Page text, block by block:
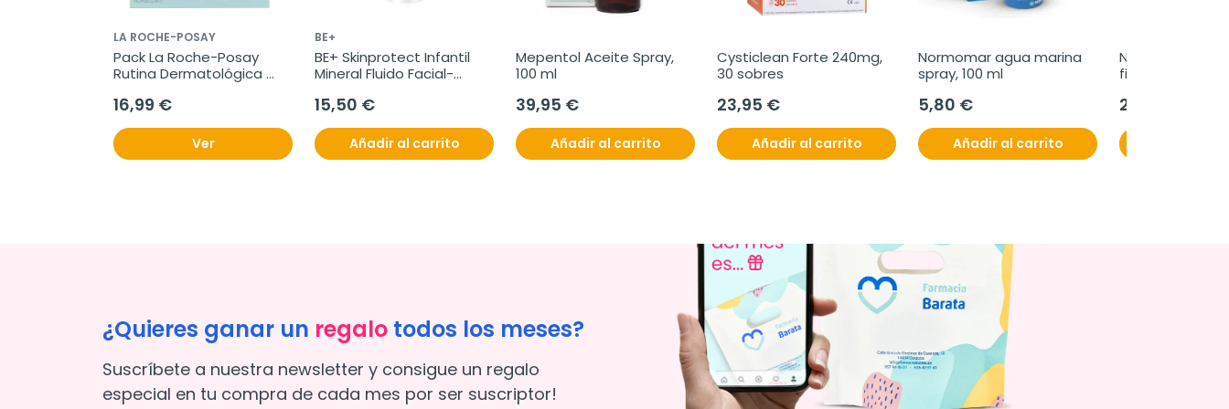
LA ROCHE-POSAY
Pack La Roche-Posay
Rutina Dermatológica
16,99 €
Ver
BE+
BE+ Skinprotect Infantil
Mineral Fluido Facial-
15,50 €
Añadir al carrito
Mepentol Aceite Spray,
100 ml
39,95 €
Añadir al carrito
Cysticlean Forte 240mg,
30 sobres
23,95 €
Añadir al carrito
Normomar agua marina
spray, 100 ml
5,80 €
Añadir al carrito
Normomar
fisiologico
2,60 €
¿Quieres ganar un regalo todos los meses?
Suscríbete a nuestra newsletter y consigue un regalo
especial en tu compra de cada mes por ser suscriptor!